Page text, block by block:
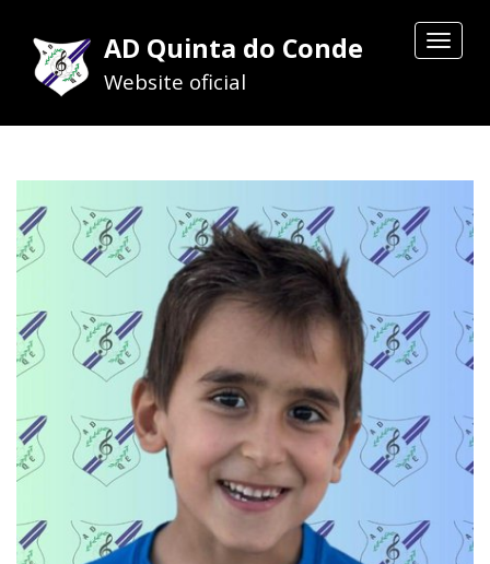
Toggle
AD Quinta do Conde
Website oficial